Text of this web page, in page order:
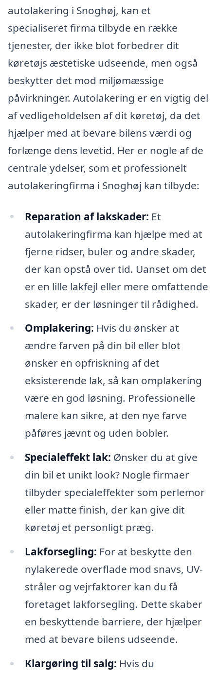
autolakering i Snoghøj, kan et
specialiseret firma tilbyde en række
tjenester, der ikke blot forbedrer dit
køretøjs æstetiske udseende, men også
beskytter det mod miljømæssige
påvirkninger. Autolakering er en vigtig del
af vedligeholdelsen af dit køretøj, da det
hjælper med at bevare bilens værdi og
forlænge dens levetid. Her er nogle af de
centrale ydelser, som et professionelt
autolakeringfirma i Snoghøj kan tilbyde:
Reparation af lakskader: Et
autolakeringfirma kan hjælpe med at
fjerne ridser, buler og andre skader,
der kan opstå over tid. Uanset om det
er en lille lakfejl eller mere omfattende
skader, er der løsninger til rådighed.
Omplakering: Hvis du ønsker at
ændre farven på din bil eller blot
ønsker en opfriskning af det
eksisterende lak, så kan omplakering
være en god løsning. Professionelle
malere kan sikre, at den nye farve
påføres jævnt og uden bobler.
Specialeffekt lak: Ønsker du at give
din bil et unikt look? Nogle firmaer
tilbyder specialeffekter som perlemor
eller matte finish, der kan give dit
køretøj et personligt præg.
Lakforsegling: For at beskytte den
nylakerede overflade mod snavs, UV-
stråler og vejrfaktorer kan du få
foretaget lakforsegling. Dette skaber
en beskyttende barriere, der hjælper
med at bevare bilens udseende.
Klargøring til salg: Hvis du